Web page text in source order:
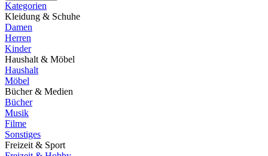
Kategorien
Kleidung & Schuhe
Damen
Herren
Kinder
Haushalt & Möbel
Haushalt
Möbel
Bücher & Medien
Bücher
Musik
Filme
Sonstiges
Freizeit & Sport